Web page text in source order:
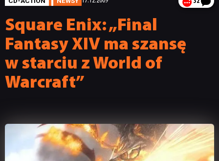
Square Enix: „Final
Fantasy XIV ma szansę
w starciu z World of
Warcraft”